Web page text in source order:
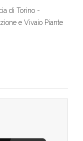
di Torino -
e Vivaio Piante